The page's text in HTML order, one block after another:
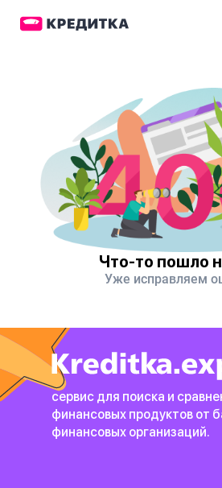
Что-то пошло
Уже исправляем
сервис для поиска и
финансовых продуктов от
финансовых организаций.